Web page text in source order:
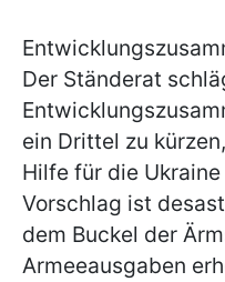
Der Ständerat
ein Drittel zu
Hilfe für die
Vorschlag ist
dem Buckel der
Armeeausgaben